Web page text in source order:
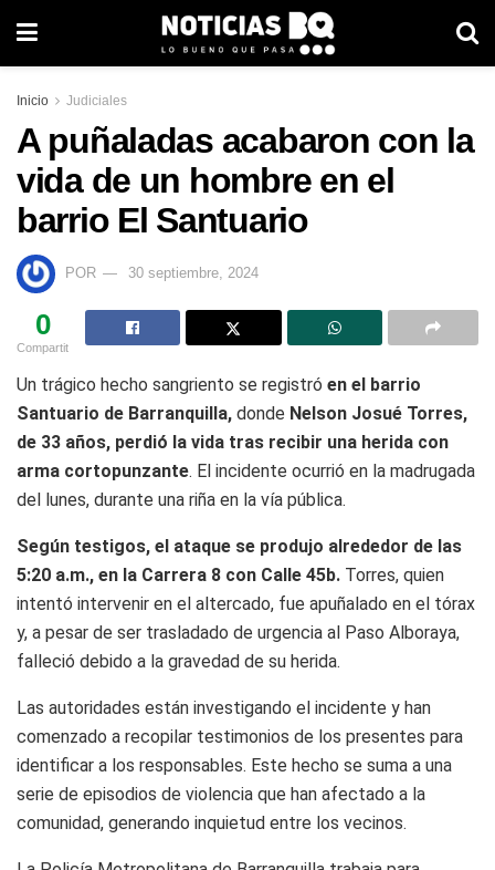
Inicio Judiciales
A puñaladas acabaron con la
vida de un hombre en el
barrio El Santuario
POR 30 septiembre, 2024
0
Compartit
Un trágico hecho sangriento se registró en el barrio
Santuario de Barranquilla, donde Nelson Josué Torres,
de 33 años, perdió la vida tras recibir una herida con
arma cortopunzante. El incidente ocurrió en la madrugada
del lunes, durante una riña en la vía pública.
Según testigos, el ataque se produjo alrededor de las
5:20 a.m., en la Carrera 8 con Calle 45b. Torres, quien
intentó intervenir en el altercado, fue apuñalado en el tórax
y, a pesar de ser trasladado de urgencia al Paso Alboraya,
falleció debido a la gravedad de su herida.
Las autoridades están investigando el incidente y han
comenzado a recopilar testimonios de los presentes para
identificar a los responsables. Este hecho se suma a una
serie de episodios de violencia que han afectado a la
comunidad, generando inquietud entre los vecinos.